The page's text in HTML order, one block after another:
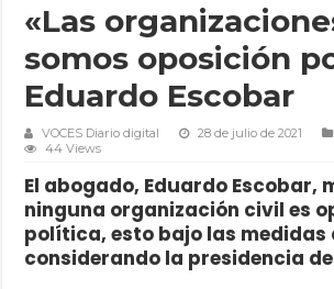
«Las
somos oposición
Eduardo Escobar
VOCES Diario digital 28 de julio de 2021
44 Views
El abogado, Eduardo Escobar,
ninguna organización civil es
política, esto bajo las medidas
considerando la presidencia